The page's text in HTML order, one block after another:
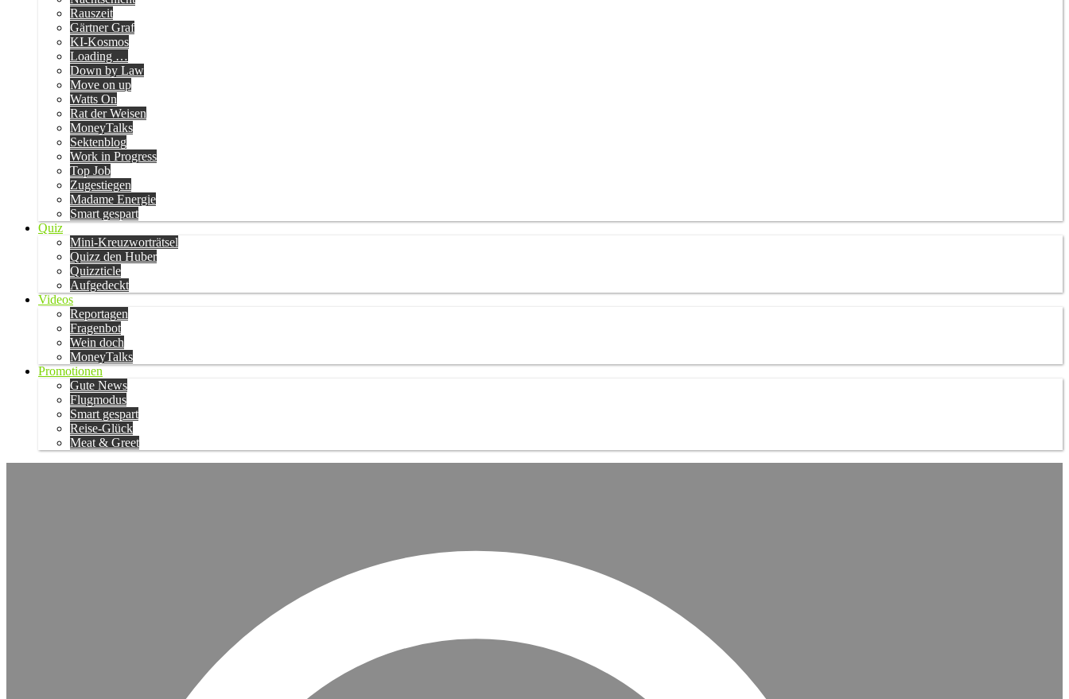
Rauszeit
Gärtner Graf
KI-Kosmos
Loading …
Down by Law
Move on up
Watts On
Rat der Weisen
MoneyTalks
Sektenblog
Work in Progress
Top Job
Zugestiegen
Madame Energie
Smart gespart
Quiz
Mini-Kreuzworträtsel
Quizz den Huber
Quizzticle
Aufgedeckt
Videos
Reportagen
Fragenbot
Wein doch
MoneyTalks
Promotionen
Gute News
Flugmodus
Smart gespart
Reise-Glück
Meat & Greet